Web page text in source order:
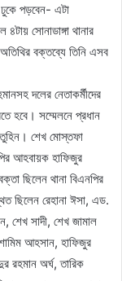
পড়বেন- এটা
সোনাডাঙ্গা থানার
অতিথির বক্তব্যে তিনি এসব
দলের নেতাকর্মীদের
হবে। সম্মেলনে প্রধান
শেখ মোস্তফা
আহবায়ক হাফিজুর
ছিলেন থানা বিএনপির
ছিলেন রেহানা ঈসা, এড.
সাদী, শেখ জামাল
আহসান, হাফিজুর
রহমান অর্ঘ, তারিক